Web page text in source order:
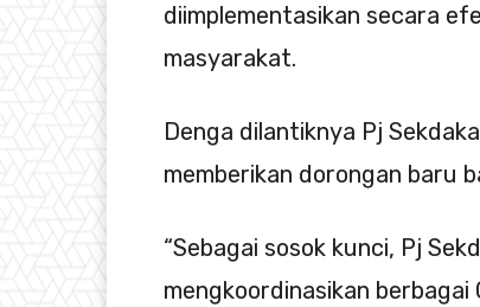
diimplementasikan secara
masyarakat.
Denga dilantiknya Pj
memberikan dorongan baru
“Sebagai sosok kunci, Pj
mengkoordinasikan